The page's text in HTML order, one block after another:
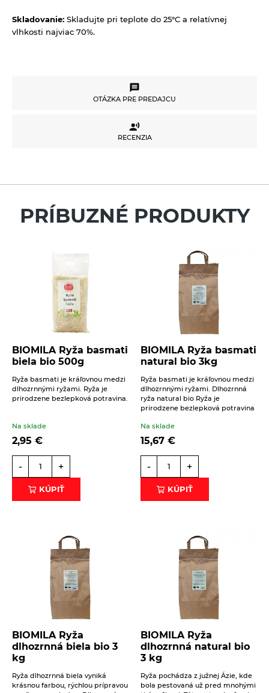
Skladovanie: Skladujte pri teplote do 25°C a relatívnej
vlhkosti najviac 70%.
OTÁZKA PRE PREDAJCU
OTÁZKA PRE PREDAJCU
Beriem na vedomiespracovanie osobných údajov.
ODOSLAŤ
RECENZIA
Pre vloženie recenzie musíte byť prihlásení
PRÍBUZNÉ PRODUKTY
BIOMILA Ryža basmati
biela bio 500g
Ryža basmati je kráľovnou medzi
dlhozrnnými ryžami. Ryža je
prirodzene bezlepková potravina.
Na sklade
2,95 €
- +
KÚPIŤ
BIOMILA Ryža basmati
natural bio 3kg
Ryža basmati je kráľovnou medzi
dlhozrnnými ryžami. Dlhozrnná
ryža natural bio Ryža je
prirodzene bezlepková potravina
Na sklade
15,67 €
- +
KÚPIŤ
BIOMILA Ryža
dlhozrnná biela bio 3
kg
Ryža dlhozrnná biela vyniká
krásnou farbou, rýchlou prípravou
BIOMILA Ryža
dlhozrnná natural bio
3 kg
Ryža pochádza z južnej Ázie, kde
bola pestovaná už pred mnohými